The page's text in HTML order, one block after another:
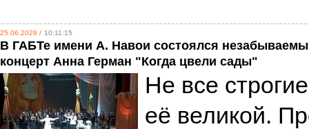
25.06.2026 / 10:11:15
В ГАБТе имени А. Навои состоялся
концерт Анна Герман "Когда цвели сады"
Не все
её великой.